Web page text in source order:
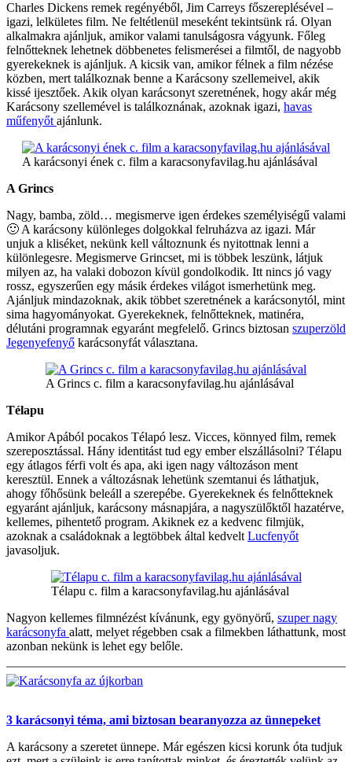
Charles Dickens remek regényéből, Jim Carreys főszereplésével –
igazi, lelkületes film. Ne feltétlenül meseként tekintsünk rá. Olyan
alkalmakra ajánljuk, amikor valami tanulságosra vágyunk. Főleg
felnőtteknek lehetnek döbbenetes felismerései a filmtől, de nagyobb
gyerekeknek is ajánljuk. A kicsik van, amikor félnek a film nézése
közben, mert találkoznak benne a Karácsony szellemeivel, akik
kissé ijesztőek. Akik olyan karácsonyt szeretnének, hogy akár még
Karácsony szellemével is találkoznának, azoknak igazi, havas
műfenyőt ajánlunk.
A karácsonyi ének c. film a karacsonyfavilag.hu ajánlásával
A Grincs
Nagy, bamba, zöld… megismerve igen érdekes személyiségű valami
🙂 A karácsony különleges dolgokkal felruházva az igazi. Már
unjuk a kliséket, nekünk kell változnunk és nyitottnak lenni a
különlegesre. Megismerve Grincset, mi is többek leszünk, látjuk
milyen az, ha valaki dobozon kívül gondolkodik. Itt nincs jó vagy
rossz, egyszerűen egy másik érdekes világot ismerhetünk meg.
Ajánljuk mindazoknak, akik többet szeretnének a karácsonytól, mint
sima hagyományokat. Gyerekeknek, felnőtteknek, matinéra,
délutáni programnak egyaránt megfelelő. Grincs biztosan szuperzöld
Jegenyefenyő karácsonyfát választana.
A Grincs c. film a karacsonyfavilag.hu ajánlásával
Télapu
Amikor Apából pocakos Télapó lesz. Vicces, könnyed film, remek
szereposztással. Hány identitást tud egy ember elszállásolni? Télapu
egy átlagos férfi volt és apa, aki igen nagy változáson ment
keresztül. Ennek a változásnak lehetünk szemtanui és láthatjuk,
ahogy főhősünk beleáll a szerepébe. Gyerekeknek és felnőtteknek
egyaránt ajánljuk, karácsony másnapjára, a nagyszülőktől hazatérve,
kellemes, pihentető program. Akiknek ez a kedvenc filmjük,
azoknak a családoknak a legtöbbek által kedvelt Lucfenyőt
javasoljuk.
Télapu c. film a karacsonyfavilag.hu ajánlásával
Nagyon kellemes filmnézést kívánunk, egy gyönyörű, szuper nagy
karácsonyfa alatt, melyet régebben csak a filmekben láthattunk, most
azonban nekünk is lehet egy belőle.
3 karácsonyi téma, ami biztosan bearanyozza az ünnepeket
A karácsony a szeretet ünnepe. Már egészen kicsi korunk óta tudjuk